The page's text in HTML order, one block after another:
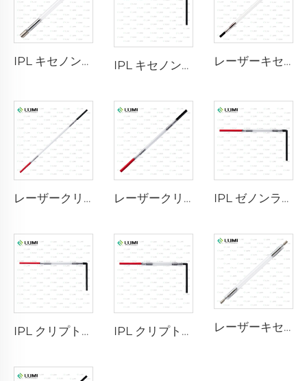
IPL キセノンランプ P1640 – 7×47×110 mm IPL キセノンランプ P1541 – 9×45×100 mm レーザーキセノンランプ L2741 – 7×100×167 mm
レーザークリプトンランプ L2851-5×105×175 mm レーザークリプトンランプ L2021-7×65×130 mm IPL ゼノンランプ P1421 – 7×45×90 mm
IPL クリプトンランプ P1621 – 7×50×105 mm IPL クリプトンランプ P1491 – 9×45×95 mm レーザーキセノンランプ L2851 – 5×105×175 mm